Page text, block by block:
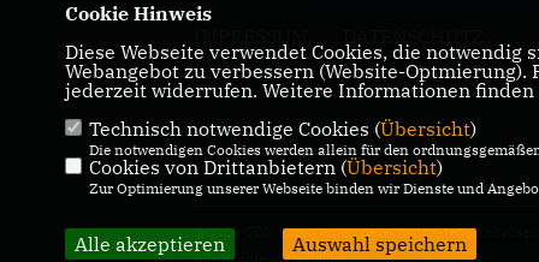
KONTAKT
@2026 CDU Samtgemeindeverband Gieboldehausen
Alle Rechte vorbehalten.
Cookie Hinweis
Diese Webseite verwendet Cookies, die
Webangebot zu verbessern (Website-
jederzeit widerrufen. Weitere Informationen
Technisch notwendige Cookies (Übersicht)
Die notwendigen Cookies werden allein für den
Cookies von Drittanbietern (Übersicht)
Zur Optimierung unserer Webseite binden wir Dienste und
Alle akzeptieren Auswahl speichern